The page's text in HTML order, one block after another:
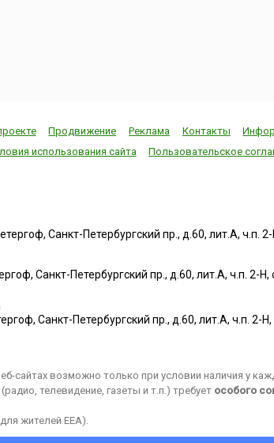
Продвижение Реклама Контакты
использования сайта
Пользовательское
Санкт-Петербургский пр., д.60, лит.А, ч.п.
Санкт-Петербургский пр., д.60, лит.А, ч.п. 2-Н,
,Санкт-Петербургский пр., д.60, лит.А, ч.п. 2-
сайтах возможно только при условии наличия у
телевидение, газеты и т.п.) требует особого
жителей EEA).